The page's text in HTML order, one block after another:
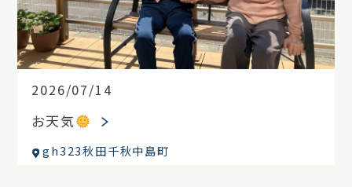
2026/07/14
お天気
gh323秋田千秋中島町